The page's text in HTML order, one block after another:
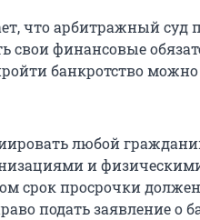
что арбитражный суд
финансовые
банкротство
любой
и
срок просрочки
подать заявление о